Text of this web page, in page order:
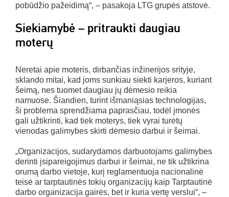
pobūdžio pažeidimą“, – pasakoja LTG grupės atstovė.
Siekiamybė – pritraukti daugiau
moterų
Neretai apie moteris, dirbančias inžinerijos srityje,
sklando mitai, kad joms sunkiau siekti karjeros, kuriant
šeimą, nes tuomet daugiau jų dėmesio reikia
namuose. Šiandien, turint išmaniąsias technologijas,
ši problema sprendžiama paprasčiau, todėl įmonės
gali užtikrinti, kad tiek moterys, tiek vyrai turėtų
vienodas galimybes skirti dėmesio darbui ir šeimai.
„Organizacijos, sudarydamos darbuotojams galimybes
derinti įsipareigojimus darbui ir šeimai, ne tik užtikrina
orumą darbo vietoje, kurį reglamentuoja nacionalinė
teisė ar tarptautinės tokių organizacijų kaip Tarptautinė
darbo organizacija gairės, bet ir kuria vertę verslui“, –